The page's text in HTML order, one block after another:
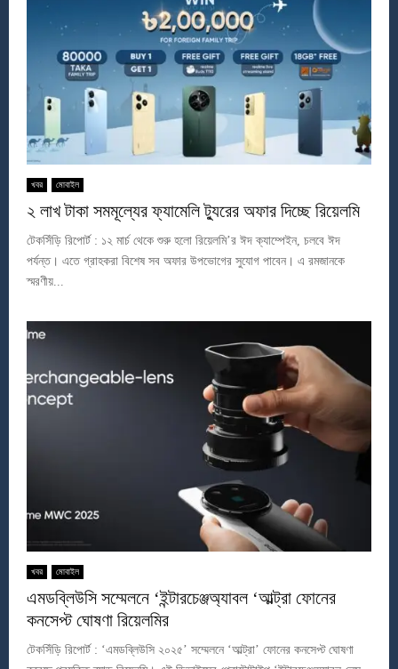
খবর মোবাইল
২ লাখ টাকা সমমূল্যের ফ্যামেলি ট্যুরের অফার দিচ্ছে রিয়েলমি
টেকসিঁড়ি রিপোর্ট : ১২ মার্চ থেকে শুরু হলো রিয়েলমি’র ঈদ ক্যাম্পেইন, চলবে ঈদ
পর্যন্ত। এতে গ্রাহকরা বিশেষ সব অফার উপভোগের সুযোগ পাবেন। এ রমজানকে
স্মরণীয়...
খবর মোবাইল
এমডব্লিউসি সম্মেলনে ‘ইন্টারচেঞ্জঅ্যাবল ‘আল্ট্রা ফোনের
কনসেপ্ট ঘোষণা রিয়েলমির
টেকসিঁড়ি রিপোর্ট : ‘এমডব্লিউসি ২০২৫’ সম্মেলনে ‘আল্ট্রা’ ফোনের কনসেপ্ট ঘোষণা